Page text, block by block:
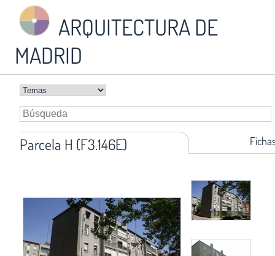
ARQUITECTURA DE
MADRID
Parcela H (F3.146E)